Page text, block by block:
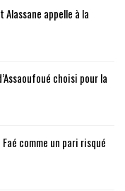
appelle à la
choisi pour la
comme un pari risqué